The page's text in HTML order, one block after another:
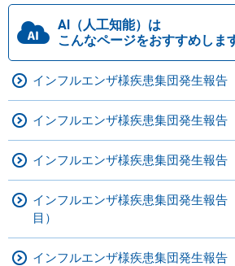
AI（人工知能）は
こんなページをおすすめしま
インフルエンザ様疾患集団発生報告
インフルエンザ様疾患集団発生報告
インフルエンザ様疾患集団発生報告
インフルエンザ様疾患集団発生報告
目）
インフルエンザ様疾患集団発生報告